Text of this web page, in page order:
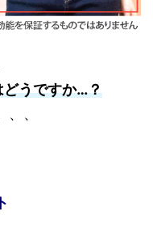
どうですか…？
、